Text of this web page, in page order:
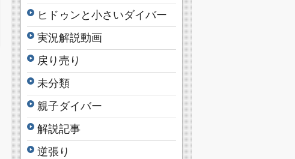
ヒドゥンと小さいダイバー
実況解説動画
戻り売り
未分類
親子ダイバー
解説記事
逆張り